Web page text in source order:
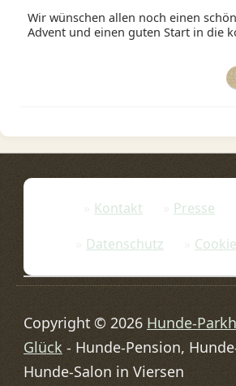
Wir wünschen allen noch einen
Advent und einen guten Start in die
Kontakt Presse
Datenschutz
Copyright © 2026 Hunde-
Glück - Hunde-Pension,
Hunde-Salon in Viersen